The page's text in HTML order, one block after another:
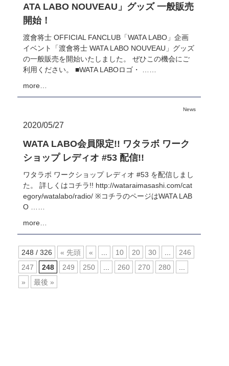
ATA LABO NOUVEAU」グッズ 一般販売
開始！
渡會将士 OFFICIAL FANCLUB「WATA LABO」企画
イベント「渡會将士 WATA LABO NOUVEAU」グッズ
の一般販売を開始いたしました。 ぜひこの機会にご
利用ください。 ■WATA LABOロゴ・ ……
more…
News
2020/05/27
WATA LABO会員限定!! ワタラボ ワーク
ショップ レディオ #53 配信!!
ワタラボ ワークショップ レディオ #53 を配信しまし
た。 詳しくはコチラ!! http://wataraimasashi.com/cat
egory/watalabo/radio/ ※コチラのページはWATA LAB
O ……
more…
248 / 326 « 先頭 « 10 20 30
246
247
248 249 250 260 270 280
»
最後 »